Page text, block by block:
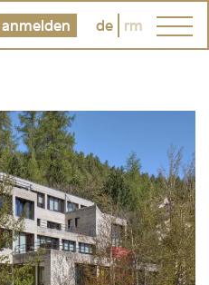
anmelden de rm